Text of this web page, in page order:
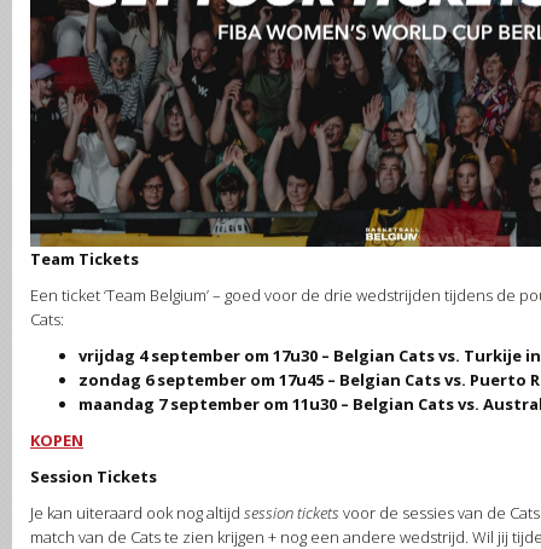
Team Tickets
Een ticket ‘Team Belgium’ – goed voor de drie wedstrijden tijdens de
Cats:
vrijdag 4 september om 17u30 – Belgian Cats vs. Turkije
zondag 6 september om 17u45 – Belgian Cats vs. Puerto
maandag 7 september om 11u30 – Belgian Cats vs.
KOPEN
Session Tickets
Je kan uiteraard ook nog altijd session tickets voor de sessies van de
match van de Cats te zien krijgen + nog een andere wedstrijd. Wil jij